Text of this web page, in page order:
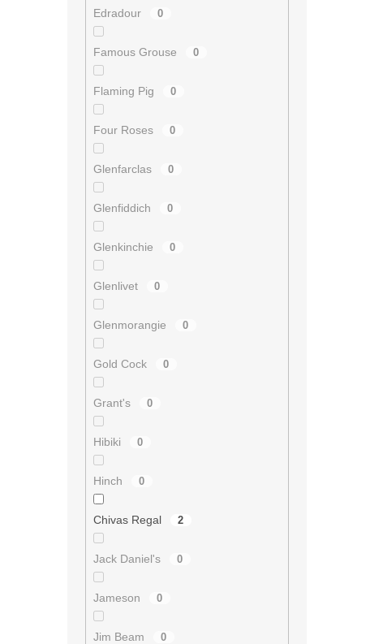
Edradour 0
Famous Grouse 0
Flaming Pig 0
Four Roses 0
Glenfarclas 0
Glenfiddich 0
Glenkinchie 0
Glenlivet 0
Glenmorangie 0
Gold Cock 0
Grant's 0
Hibiki 0
Hinch 0
Chivas Regal 2
Jack Daniel's 0
Jameson 0
Jim Beam 0